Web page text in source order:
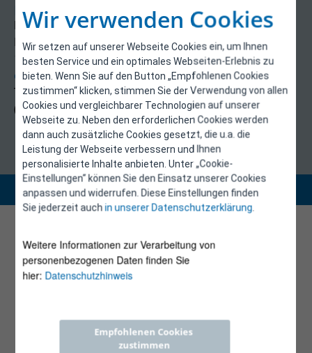
Wir verwenden Cookies
Wir setzen auf unserer Webseite Cookies ein, um Ihnen
besten Service und ein optimales Webseiten-Erlebnis zu
bieten. Wenn Sie auf den Button „Empfohlenen Cookies
zustimmen“ klicken, stimmen Sie der Verwendung von allen
Cookies und vergleichbarer Technologien auf unserer
Webseite zu. Neben den erforderlichen Cookies werden
dann auch zusätzliche Cookies gesetzt, die u.a. die
Leistung der Webseite verbessern und Ihnen
personalisierte Inhalte anbieten. Unter „Cookie-
Einstellungen“ können Sie den Einsatz unserer Cookies
anpassen und widerrufen. Diese Einstellungen finden
Sie jederzeit auchin unserer Datenschutzerklärung.
Weitere Informationen zur Verarbeitung von
personenbezogenen Daten finden Sie
hier: Datenschutzhinweis
Empfohlenen Cookies
zustimmen
Kontakt
E-Control
Rudolfsplatz 13a
1010 Wien
energieeffizienz@e-control.at
Tel +43 1 5324724
(Mo, Mi-Fr 09:30-12:30 Uhr)
Copyright 2026 © E-Control